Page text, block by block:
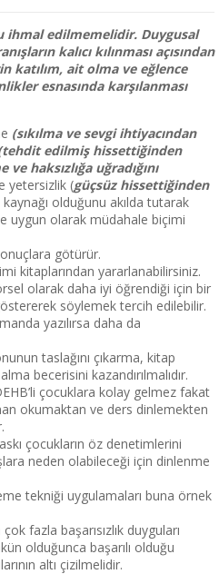
ihmal edilmemelidir. Duygusal
kalıcı kılınması açısından
katılım, ait olma ve eğlence
esnasında karşılanması
(sıkılma ve sevgi ihtiyacından
edilmiş hissettiğinden
ve haksızlığa uğradığını
yetersizlik (güçsüz hissettiğinden
olduğunu akılda tutarak
uygun olarak müdahale biçimi
götürür.
kitaplarından yararlanabilirsiniz.
olarak daha iyi öğrendiği için bir
söylemek tercih edilebilir.
yazılırsa daha da
taslağını çıkarma, kitap
becerisini kazandırılmalıdır.
çocuklara kolay gelmez fakat
okumaktan ve ders dinlemekten
çocukların öz denetimlerini
neden olabileceği için dinlenme
tekniği uygulamaları buna örnek
fazla başarısızlık duyguları
olduğunca başarılı olduğu
altı çizilmelidir.